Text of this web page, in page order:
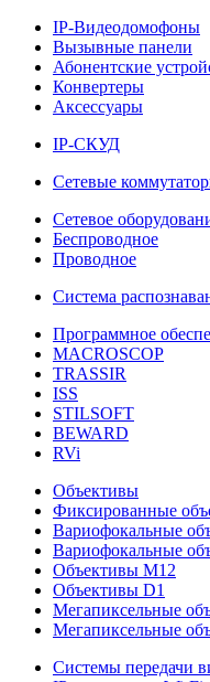
IP-Видеодомофоны
Вызывные панели
Абонентские
Конвертеры
Аксессуары
IP-СКУД
Сетевые
Сетевое
Беспроводное
Проводное
Система
Программное
MACROSCOP
TRASSIR
ISS
STILSOFT
BEWARD
RVi
Объективы
Фиксированные
Вариофокальные
Вариофокальные
Объективы М12
Объективы D1
Мегапиксельные
Мегапиксельные
Системы передачи